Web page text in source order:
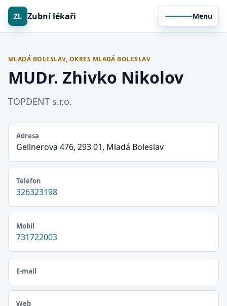
ZL Zubní lékaři Menu
MLADÁ BOLESLAV, OKRES MLADÁ BOLESLAV
MUDr. Zhivko Nikolov
TOPDENT s.r.o.
Adresa
Gellnerova 476, 293 01, Mladá Boleslav
Telefon
326323198
Mobil
731722003
E-mail
Web